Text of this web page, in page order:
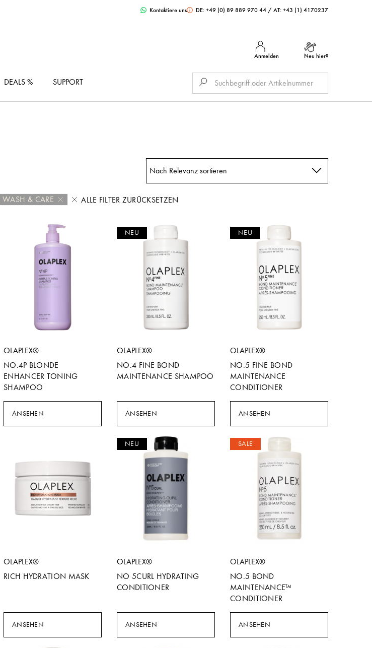
Kontaktiere uns DE: +49 (0) 89 889 970 44 / AT: +43 (1) 4170237
Anmelden Neu hier?
DEALS % SUPPORT
Nach Relevanz sortieren
WASH & CARE ALLE FILTER ZURÜCKSETZEN
OLAPLEX®
NO.4P BLONDE
ENHANCER TONING
SHAMPOO
ANSEHEN
NEU
OLAPLEX®
NO.4 FINE BOND
MAINTENANCE SHAMPOO
ANSEHEN
NEU
OLAPLEX®
NO.5 FINE BOND
MAINTENANCE
CONDITIONER
ANSEHEN
OLAPLEX®
RICH HYDRATION MASK
ANSEHEN
NEU
OLAPLEX®
NO 5CURL HYDRATING
CONDITIONER
ANSEHEN
SALE
OLAPLEX®
NO.5 BOND
MAINTENANCE™
CONDITIONER
ANSEHEN